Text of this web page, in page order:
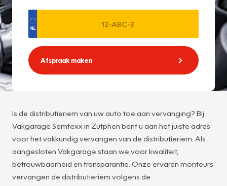
Afspraak maken
Is de distributieriem van uw auto toe aan vervanging? Bij
Vakgarage Semtexx in Zutphen bent u aan het juiste adres
voor het vakkundig vervangen van de distributieriem. Als
aangesloten Vakgarage staan we voor kwaliteit,
betrouwbaarheid en transparantie. Onze ervaren monteurs
vervangen de distributieriem volgens de